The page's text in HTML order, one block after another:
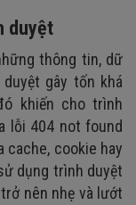
duyệt
thông tin, dữ
gây tốn khá
khiến cho trình
lỗi 404 not found
cache, cookie hay
dụng trình duyệt
nên nhẹ và lướt